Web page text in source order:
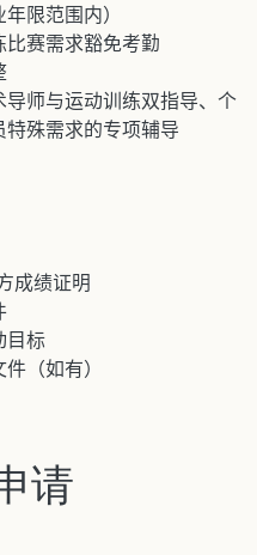
限范围内）
赛需求豁免考勤
师与运动训练双指导、个
殊需求的专项辅导
成绩证明
目标
（如有）
请